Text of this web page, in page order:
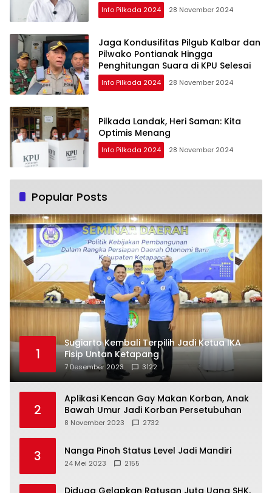
Info Pilkada 2024 28 November 2024
Jaga Kondusifitas Pilgub Kalbar dan
Pilwako Pontianak Hingga
Penghitungan Suara di KPU Selesai
Info Pilkada 2024 28 November 2024
Pilkada Landak, Heri Saman: Kita
Optimis Menang
Info Pilkada 2024 28 November 2024
Popular Posts
1
Sugiarto Kembali Terpilih Jadi Ketua IKA
Fisip Untan Ketapang
7 Desember 2023 3122
2
Aplikasi Kencan Gay Makan Korban, Anak
Bawah Umur Jadi Korban Persetubuhan
8 November 2023 2732
3 Nanga Pinoh Status Level Jadi Mandiri
24 Mei 2023 2155